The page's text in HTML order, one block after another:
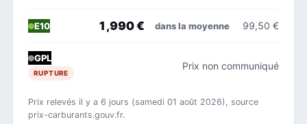
E10 1,990 € dans la moyenne 99,50 €
GPL
RUPTURE
Prix non communiqué
Prix relevés il y a 6 jours (samedi 01 août 2026), source
prix-carburants.gouv.fr.